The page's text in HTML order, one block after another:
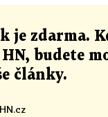
je zdarma.
budete
články.